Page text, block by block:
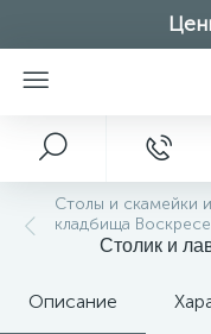
Столы и скамейки
кладбища
Столик и
Описание